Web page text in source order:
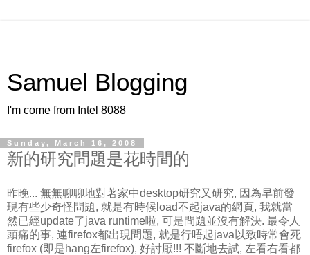
Samuel Blogging
I'm come from Intel 8088
Sunday, March 16, 2008
新的研究問題是花時間的
昨晚... 無無聊聊地對著家中desktop研究又研究, 因為早前發
現有些少奇怪問題, 就是有時候load不起java的網頁, 我就當
然已經update了java runtime啦, 可是問題並沒有解決. 最令人
頭痛的事, 連firefox都出現問題, 就是行唔起java以致時常會死
firefox (即是hang左firefox), 好討厭!!! 不斷地去試, 左看右看都